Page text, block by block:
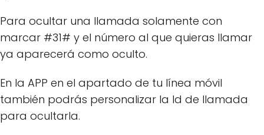
Para ocultar una llamada solamente con
marcar #31# y el número al que quieras llamar
ya aparecerá como oculto.
En la APP en el apartado de tu línea móvil
también podrás personalizar la Id de llamada
para ocultarla.